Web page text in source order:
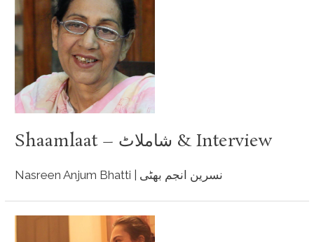
Shaamlaat – شاملاٹ & Interview
Nasreen Anjum Bhatti | نسرین انجم بھٹی